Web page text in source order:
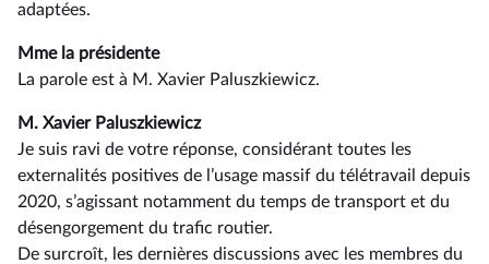
adaptées.
Mme la présidente
La parole est à M. Xavier Paluszkiewicz.
M. Xavier Paluszkiewicz
Je suis ravi de votre réponse, considérant toutes les
externalités positives de l’usage massif du télétravail depuis
2020, s’agissant notamment du temps de transport et du
désengorgement du trafic routier.
De surcroît, les dernières discussions avec les membres du